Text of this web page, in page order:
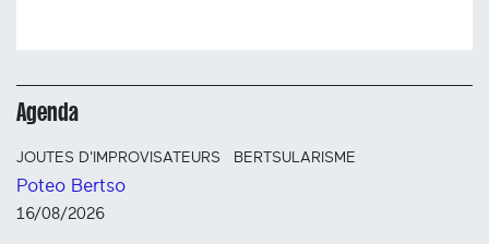
Agenda
JOUTES D'IMPROVISATEURS BERTSULARISME
Poteo Bertso
16/08/2026